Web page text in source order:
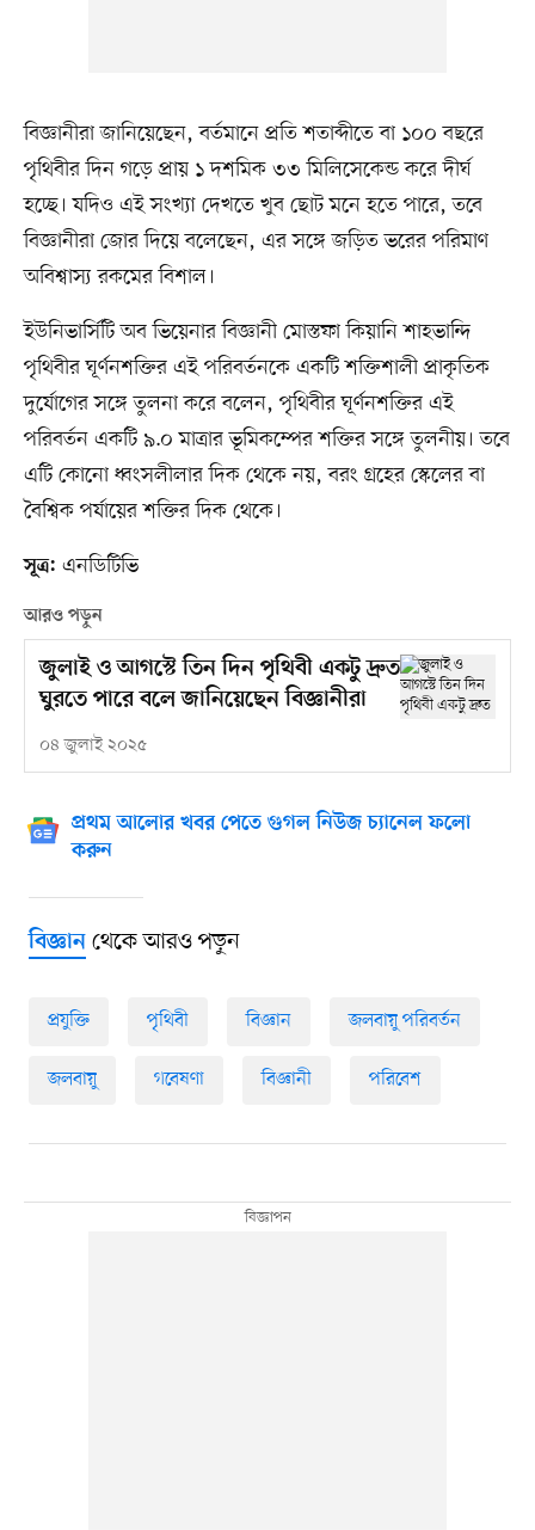
বিজ্ঞানীরা জানিয়েছেন, বর্তমানে প্রতি শতাব্দীতে বা ১০০ বছরে
পৃথিবীর দিন গড়ে প্রায় ১ দশমিক ৩৩ মিলিসেকেন্ড করে দীর্ঘ
হচ্ছে। যদিও এই সংখ্যা দেখতে খুব ছোট মনে হতে পারে, তবে
বিজ্ঞানীরা জোর দিয়ে বলেছেন, এর সঙ্গে জড়িত ভরের পরিমাণ
অবিশ্বাস্য রকমের বিশাল।
ইউনিভার্সিটি অব ভিয়েনার বিজ্ঞানী মোস্তফা কিয়ানি শাহভান্দি
পৃথিবীর ঘূর্ণনশক্তির এই পরিবর্তনকে একটি শক্তিশালী প্রাকৃতিক
দুর্যোগের সঙ্গে তুলনা করে বলেন, পৃথিবীর ঘূর্ণনশক্তির এই
পরিবর্তন একটি ৯.০ মাত্রার ভূমিকম্পের শক্তির সঙ্গে তুলনীয়। তবে
এটি কোনো ধ্বংসলীলার দিক থেকে নয়, বরং গ্রহের স্কেলের বা
বৈশ্বিক পর্যায়ের শক্তির দিক থেকে।
সূত্র: এনডিটিভি
আরও পড়ুন
জুলাই ও আগস্টে তিন দিন পৃথিবী একটু দ্রুত
ঘুরতে পারে বলে জানিয়েছেন বিজ্ঞানীরা
০৪ জুলাই ২০২৫
প্রথম আলোর খবর পেতে গুগল নিউজ চ্যানেল ফলো
করুন
বিজ্ঞানথেকে আরও পড়ুন
প্রযুক্তি পৃথিবী বিজ্ঞান জলবায়ু পরিবর্তন
জলবায়ু গবেষণা বিজ্ঞানী পরিবেশ